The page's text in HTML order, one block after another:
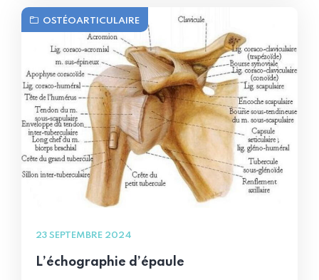
OSTÉOARTICULAIRE
23 SEPTEMBRE 2024
L’échographie d’épaule